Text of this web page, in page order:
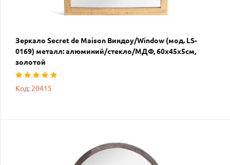
Зеркало Secret de Maison Виндоу/Window (мод. LS-
0169) металл: алюминий/стекло/МДФ, 60х45х5см,
золотой
Код: 20415